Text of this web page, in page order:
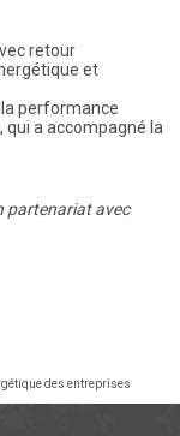
retour
et
la performance
qui a accompagné la
partenariat avec
des entreprises